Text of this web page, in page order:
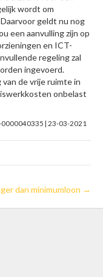
wordt om
geldt nu nog
een aanvulling zijn op
en ICT-
regeling zal
ingevoerd.
de vrije ruimte in
onbelast
| 23-03-2021
dan minimumloon →